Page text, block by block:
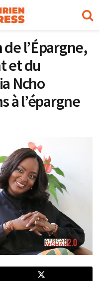
l’Épargne,
et du
Ncho
à l’épargne